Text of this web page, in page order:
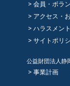
会員・ボラ
アクセス・
ハラスメン
サイトポリ
公益財団法人静
事業計画